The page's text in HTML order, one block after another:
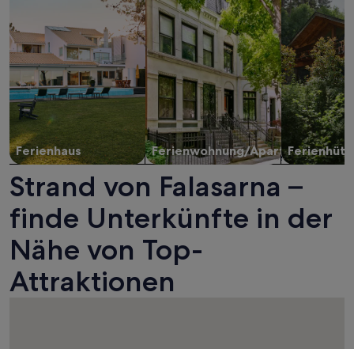
Ferienhaus Ferienwohnung/Apartment
Strand von Falasarna –
finde Unterkünfte in der
Nähe von Top-
Attraktionen